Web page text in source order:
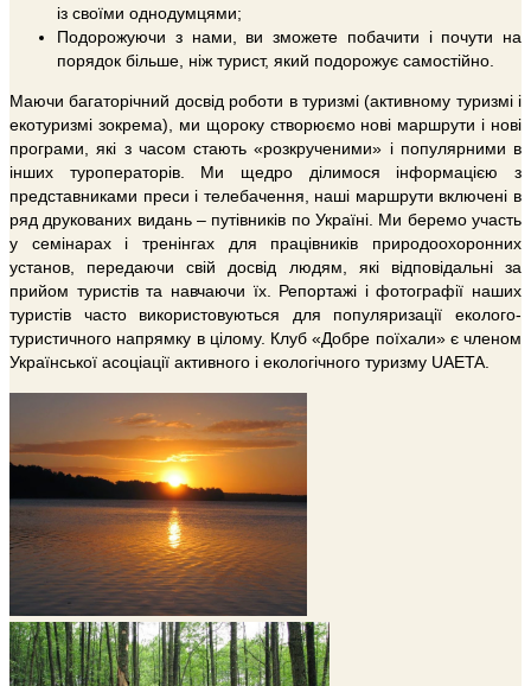
із своїми однодумцями;
Подорожуючи з нами, ви зможете побачити і почути на
порядок більше, ніж турист, який подорожує самостійно.
Маючи багаторічний досвід роботи в туризмі (активному туризмі і
екотуризмі зокрема), ми щороку створюємо нові маршрути і нові
програми, які з часом стають «розкрученими» і популярними в
інших туроператорів. Ми щедро ділимося інформацією з
представниками преси і телебачення, наші маршрути включені в
ряд друкованих видань – путівників по Україні. Ми беремо участь
у семінарах і тренінгах для працівників природоохоронних
установ, передаючи свій досвід людям, які відповідальні за
прийом туристів та навчаючи їх. Репортажі і фотографії наших
туристів часто використовуються для популяризації еколого-
туристичного напрямку в цілому. Клуб «Добре поїхали» є членом
Української асоціації активного і екологічного туризму UAETA.